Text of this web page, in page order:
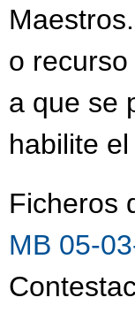
o
a que se
habilite
Ficheros
MB 05-